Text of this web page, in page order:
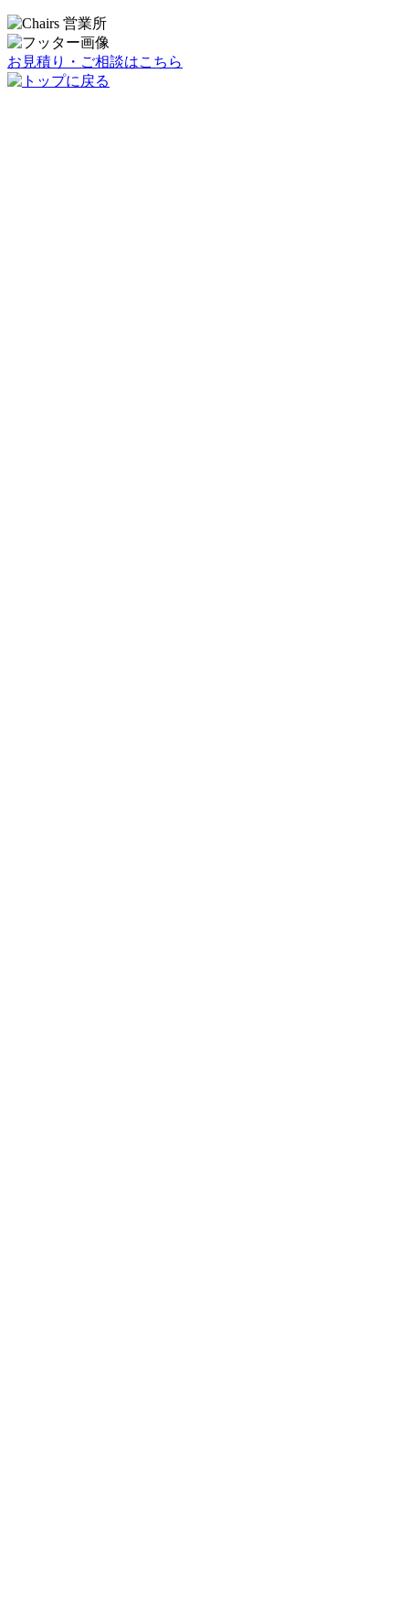
お見積り・ご相談はこちら